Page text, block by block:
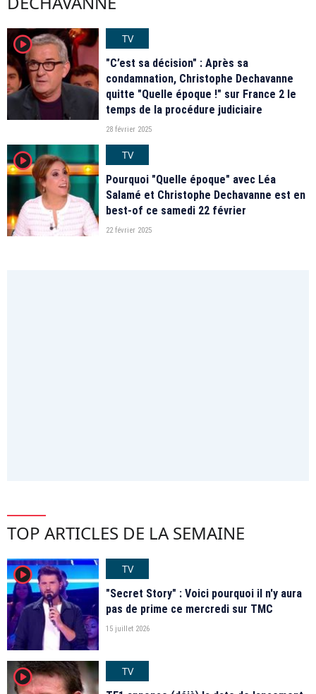
player2
TV
"C’est sa décision" : Après sa
condamnation, Christophe Dechavanne
quitte "Quelle époque !" sur France 2 le
temps de la procédure judiciaire
28 février 2025
player2
TV
Pourquoi "Quelle époque" avec Léa
Salamé et Christophe Dechavanne est en
best-of ce samedi 22 février
22 février 2025
TOP ARTICLES DE LA SEMAINE
player2
TV
"Secret Story" : Voici pourquoi il n'y aura
pas de prime ce mercredi sur TMC
15 juillet 2026
player2
TV